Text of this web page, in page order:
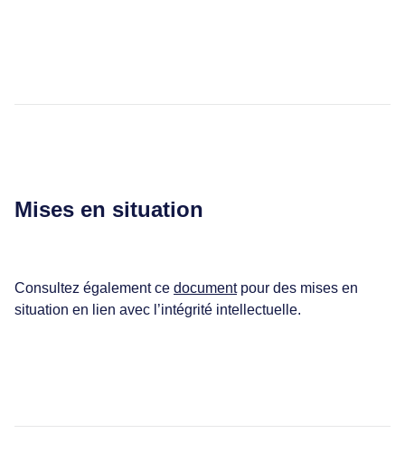
Mises en situation
Consultez également ce documentpour des mises en
situation en lien avec l’intégrité intellectuelle.